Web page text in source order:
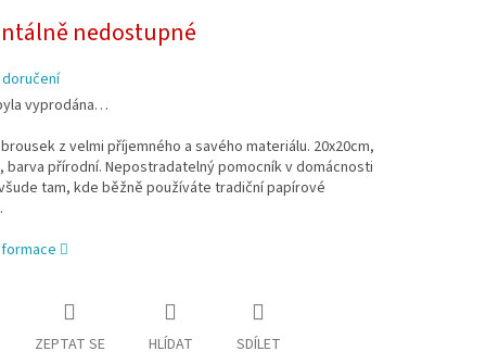
nedostupné
vyprodána…
z velmi příjemného a savého materiálu. 20x20cm,
barva přírodní. Nepostradatelný pomocník v domácnosti
tam, kde běžně používáte tradiční papírové
ZEPTAT SE HLÍDAT SDÍLET